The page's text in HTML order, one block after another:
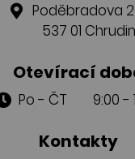
Poděbradova
537 01
Otevírací
Po - ČT 9:00 -
Kontakty